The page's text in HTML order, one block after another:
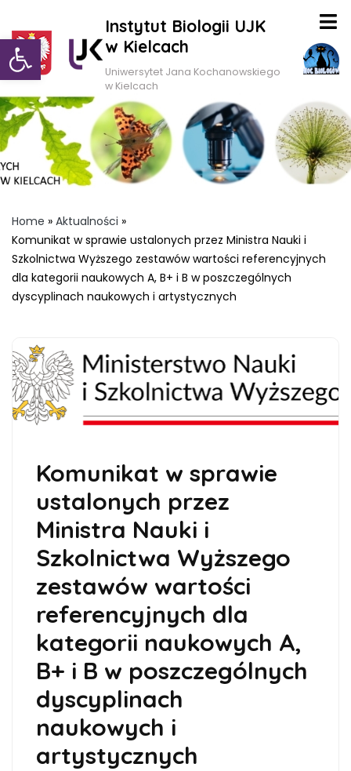
Otwórz pasek narzędzi
Instytut Biologii UJK
w Kielcach
Uniwersytet Jana Kochanowskiego
w Kielcach
Home » Aktualności »
Komunikat w sprawie ustalonych przez Ministra Nauki i
Szkolnictwa Wyższego zestawów wartości referencyjnych
dla kategorii naukowych A, B+ i B w poszczególnych
dyscyplinach naukowych i artystycznych
Komunikat w sprawie
ustalonych przez
Ministra Nauki i
Szkolnictwa Wyższego
zestawów wartości
referencyjnych dla
kategorii naukowych A,
B+ i B w poszczególnych
dyscyplinach
naukowych i
artystycznych